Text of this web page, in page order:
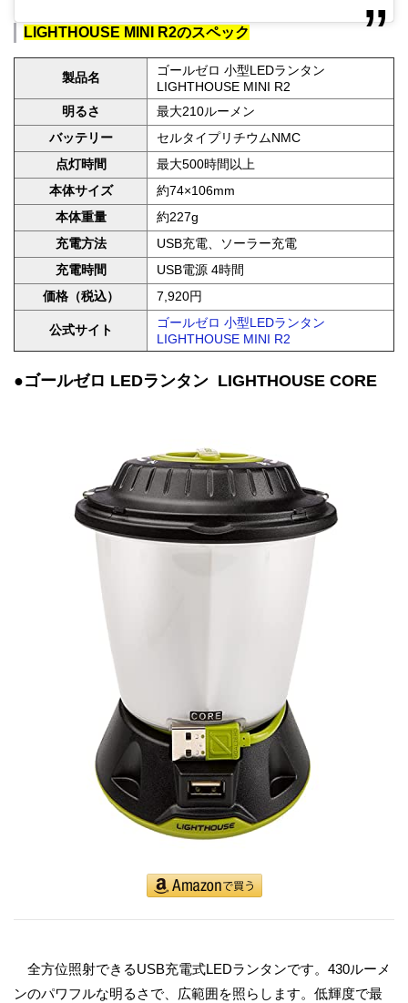
LIGHTHOUSE MINI R2のスペック
製品名
ゴールゼロ 小型LEDランタン
LIGHTHOUSE MINI R2
明るさ
最大210ルーメン
バッテリー
セルタイプリチウムNMC
点灯時間
最大500時間以上
本体サイズ
約74×106mm
本体重量
約227g
充電方法
USB充電、ソーラー充電
充電時間
USB電源 4時間
価格（税込）
7,920円
公式サイト
ゴールゼロ 小型LEDランタン
LIGHTHOUSE MINI R2
●ゴールゼロ LEDランタン LIGHTHOUSE CORE
全方位照射できるUSB充電式LEDランタンです。430ルーメ
ンのパワフルな明るさで、広範囲を照らします。低輝度で最